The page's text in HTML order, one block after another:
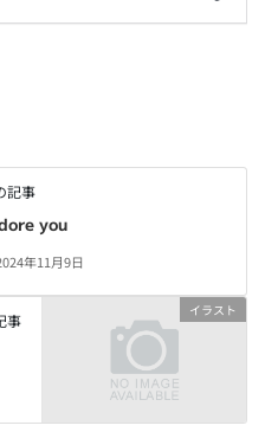
記事
you
年11月9日
イラスト
事